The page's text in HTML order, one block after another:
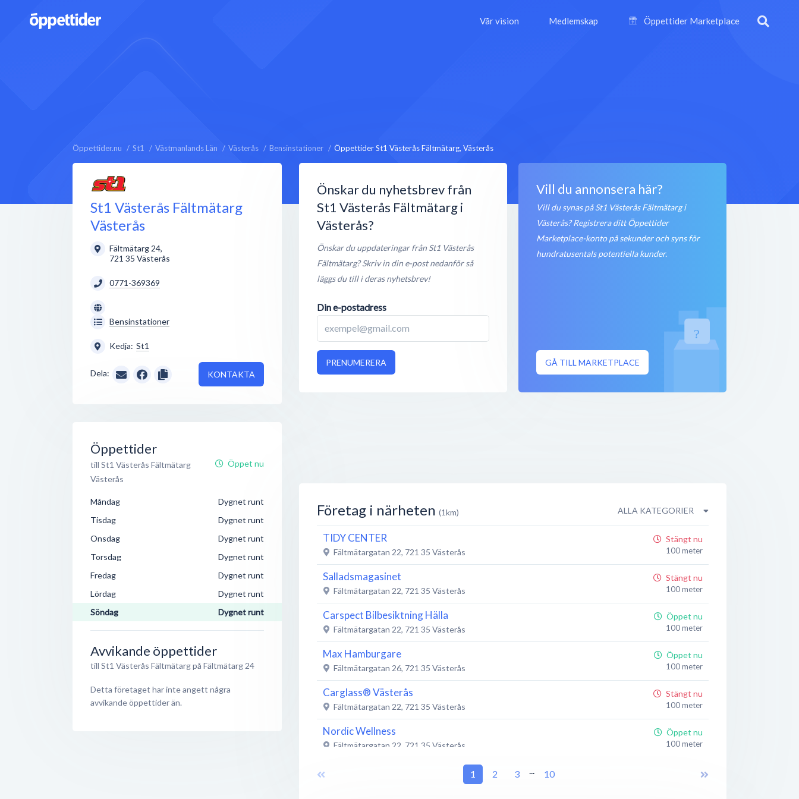
Vår vision Medlemskap Öppettider Marketplace
Öppettider.nu St1 Västmanlands Län Västerås Bensinstationer Öppettider St1 Västerås Fältmätarg, Västerås
St1 Västerås Fältmätarg
Västerås
Fältmätarg 24,
721 35 Västerås
0771-369369
Bensinstationer
Kedja: St1
Dela: KONTAKTA
Öppettider
till St1 Västerås Fältmätarg
Västerås
Öppet nu
Måndag
Dygnet runt
Tisdag
Dygnet runt
Onsdag
Dygnet runt
Torsdag
Dygnet runt
Fredag
Dygnet runt
Lördag
Dygnet runt
Söndag
Dygnet runt
Avvikande öppettider
till St1 Västerås Fältmätarg på Fältmätarg 24
Detta företaget har inte angett några
avvikande öppettider än.
Önskar du nyhetsbrev från
St1 Västerås Fältmätarg i
Västerås?
Önskar du uppdateringar från St1 Västerås
Fältmätarg? Skriv in din e-post nedanför så
läggs du till i deras nyhetsbrev!
Din e-postadress
PRENUMERERA
Vill du annonsera här?
Vill du synas på St1 Västerås Fältmätarg i
Västerås? Registrera ditt Öppettider
Marketplace-konto på sekunder och syns för
hundratusentals potentiella kunder.
GÅ TILL MARKETPLACE
Företag i närheten (1km) ALLA KATEGORIER
TIDY CENTER
Fältmätargatan 22, 721 35 Västerås
Stängt nu
100 meter
Salladsmagasinet
Fältmätargatan 22, 721 35 Västerås
Stängt nu
100 meter
Carspect Bilbesiktning Hälla
Fältmätargatan 22, 721 35 Västerås
Öppet nu
100 meter
Max Hamburgare
Fältmätargatan 26, 721 35 Västerås
Öppet nu
100 meter
Carglass® Västerås
Fältmätargatan 22, 721 35 Västerås
Stängt nu
100 meter
Nordic Wellness
Fältmätargatan 22 721 35 Västerås
Öppet nu
100 meter
Landrins Bil Hälla
Västerås
Stängt nu
1 2 3 ... 10